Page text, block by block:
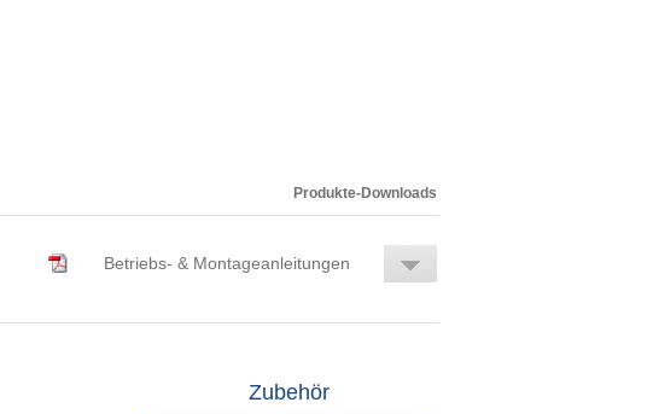
Produkte-Downloads
Betriebs- & Montageanleitungen
Zubehör